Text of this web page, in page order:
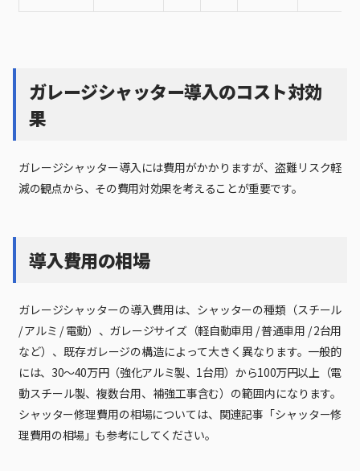
ガレージシャッター導入のコスト対効
果
ガレージシャッター導入には費用がかかりますが、盗難リスク軽
減の観点から、その費用対効果を考えることが重要です。
導入費用の相場
ガレージシャッターの導入費用は、シャッターの種類（スチール
/ アルミ / 電動）、ガレージサイズ（軽自動車用 / 普通車用 / 2台用
など）、既存ガレージの構造によって大きく異なります。一般的
には、30～40万円（強化アルミ製、1台用）から100万円以上（電
動スチール製、複数台用、補強工事含む）の範囲内になります。
シャッター修理費用の相場については、関連記事「シャッター修
理費用の相場」も参考にしてください。